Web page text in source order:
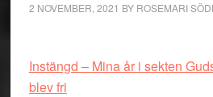
2 NOVEMBER, 2021 BY ROSEMARI
Instängd – Mina år i sekten
blev fri